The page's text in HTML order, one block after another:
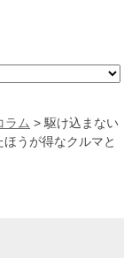
ラム >駆け込まない
うが得なクルマと